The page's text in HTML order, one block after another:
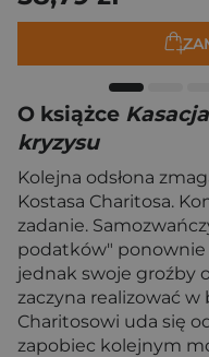
O książce
kryzysu
Kolejna odsłona
Kostasa Charitosa.
zadanie.
podatków" ponownie
jednak swoje groźby
zaczyna realizować w
Charitosowi uda się
zapobiec kolejnym